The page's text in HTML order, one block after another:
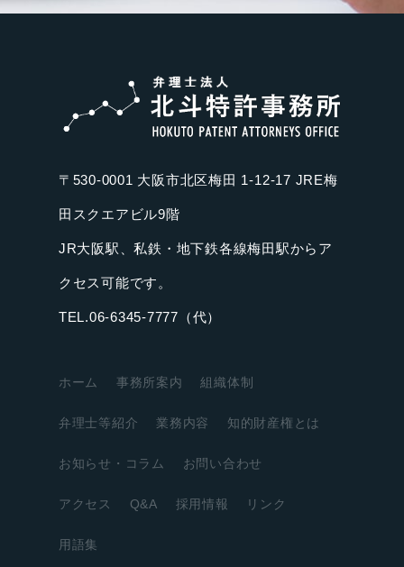
〒530-0001 大阪市北区梅田 1-12-17 JRE梅
田スクエアビル9階
JR大阪駅、私鉄・地下鉄各線梅田駅からア
クセス可能です。
TEL.06-6345-7777（代）
ホーム 事務所案内 組織体制
弁理士等紹介 業務内容 知的財産権とは
お知らせ・コラム お問い合わせ
アクセス Q&A 採用情報 リンク
用語集